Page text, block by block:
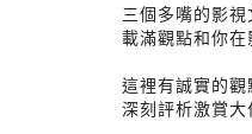
三個多嘴的影
載滿觀點和你
這裡有誠實的觀
深刻評析激賞